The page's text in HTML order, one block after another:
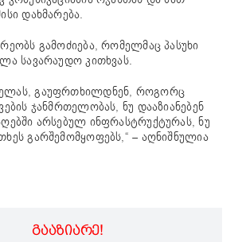
დახმარება.
გამოძიება, რომელმაც პასუხი
სავარაუდო კითხვას.
გაუფრთხილდნენ, როგორც
ჯანმრთელობას, ნუ დააზიანებენ
არსებულ ინფრასტრუქტურას, ნუ
გარშემომყოფებს,“ – აღნიშნულია
ᲒᲐᲐᲖᲘᲐᲠᲔ!